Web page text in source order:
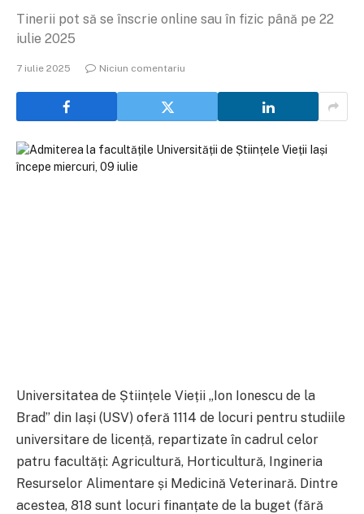
Tinerii pot să se înscrie online sau în fizic până pe 22
iulie 2025
7 iulie 2025 Niciun comentariu
Universitatea de Științele Vieții „Ion Ionescu de la
Brad” din Iași (USV) oferă 1114 de locuri pentru studiile
universitare de licență, repartizate în cadrul celor
patru facultăți: Agricultură, Horticultură, Ingineria
Resurselor Alimentare și Medicină Veterinară. Dintre
acestea, 818 sunt locuri finanțate de la buget (fără